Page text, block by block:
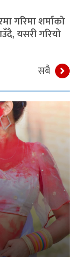
गरिमा शर्माको
यसरी गरियो
सबै